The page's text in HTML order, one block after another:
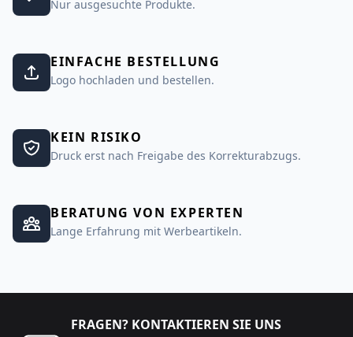
Nur ausgesuchte Produkte.
EINFACHE BESTELLUNG
Logo hochladen und bestellen.
KEIN RISIKO
Druck erst nach Freigabe des Korrekturabzugs.
BERATUNG VON EXPERTEN
Lange Erfahrung mit Werbeartikeln.
FRAGEN? KONTAKTIEREN SIE UNS